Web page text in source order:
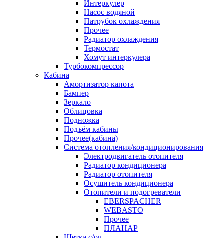
Интеркулер
Насос водяной
Патрубок охлаждения
Прочее
Радиатор охлаждения
Термостат
Хомут интеркулера
Турбокомпрессор
Кабина
Амортизатор капота
Бампер
Зеркало
Облицовка
Подножка
Подъём кабины
Прочее(кабина)
Система отопления/кондиционирования
Электродвигатель отопителя
Радиатор кондиционера
Радиатор отопителя
Осушитель кондиционера
Отопители и подогреватели
EBERSPACHER
WEBASTO
Прочее
ПЛАНАР